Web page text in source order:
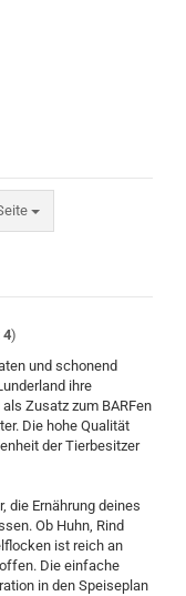
4)
und schonend
ihre
Zusatz zum BARFen
Die hohe Qualität
der Tierbesitzer
die Ernährung deines
Ob Huhn, Rind
ist reich an
Die einfache
in den Speiseplan